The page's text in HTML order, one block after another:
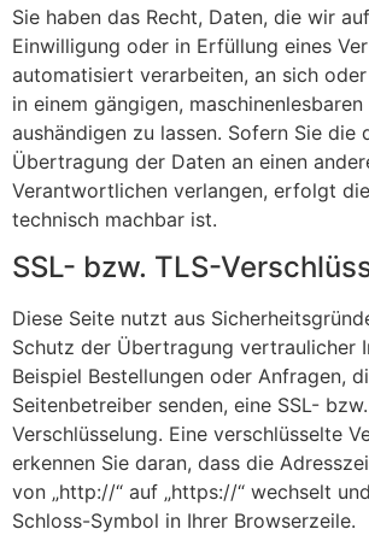
Sie haben das Recht, Daten, die wir
Einwilligung oder in Erfüllung eines
automatisiert verarbeiten, an sich
in einem gängigen, maschinenlesbaren
aushändigen zu lassen. Sofern Sie die
Übertragung der Daten an einen
Verantwortlichen verlangen, erfolgt
technisch machbar ist.
SSL- bzw. TLS-
Diese Seite nutzt aus
Schutz der Übertragung vertraulicher
Beispiel Bestellungen oder Anfragen,
Seitenbetreiber senden, eine SSL-
Verschlüsselung. Eine verschlüsselte
erkennen Sie daran, dass die
von „http://“ auf „https://“ wechselt
Schloss-Symbol in Ihrer Browserzeile.